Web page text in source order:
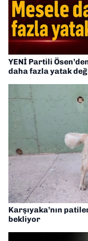
YENİ Partili
daha fazla yatak
Karşıyaka’nın
bekliyor